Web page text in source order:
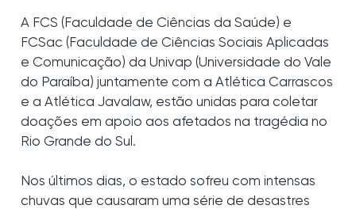
A FCS (Faculdade de Ciências da Saúde) e
FCSac (Faculdade de Ciências Sociais Aplicadas
e Comunicação) da Univap (Universidade do Vale
do Paraíba) juntamente com a Atlética Carrascos
e a Atlética Javalaw, estão unidas para coletar
doações em apoio aos afetados na tragédia no
Rio Grande do Sul.
Nos últimos dias, o estado sofreu com intensas
chuvas que causaram uma série de desastres